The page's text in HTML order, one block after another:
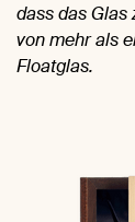
dass das
von mehr als
Floatglas.